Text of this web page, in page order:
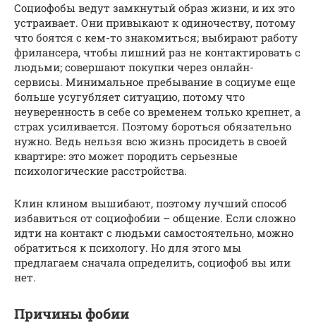
Социофобы ведут замкнутый образ жизни, и их это
устраивает. Они привыкают к одиночеству, потому
что боятся с кем-то знакомиться; выбирают работу
фрилансера, чтобы лишний раз не контактировать с
людьми; совершают покупки через онлайн-
сервисы. Минимальное пребывание в социуме еще
больше усугубляет ситуацию, потому что
неуверенность в себе со временем только крепнет, а
страх усиливается. Поэтому бороться обязательно
нужно. Ведь нельзя всю жизнь просидеть в своей
квартире: это может породить серьезные
психологические расстройства.
Клин клином вышибают, поэтому лучший способ
избавиться от социофобии – общение. Если сложно
идти на контакт с людьми самостоятельно, можно
обратиться к психологу. Но для этого мы
предлагаем сначала определить, социофоб вы или
нет.
Причины фобии